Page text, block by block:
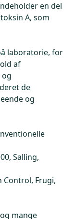
en del
A, som
laboratorie, for
af
de
og
Salling,
Control, Frugi,
mange